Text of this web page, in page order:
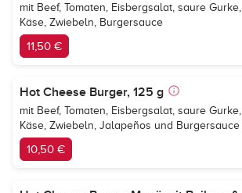
mit Beef, Tomaten, Eisbergsalat, saure Gurke,
Käse, Zwiebeln, Burgersauce
11,50 €
Hot Cheese Burger, 125 g
mit Beef, Tomaten, Eisbergsalat, saure Gurke,
Käse, Zwiebeln, Jalapeños und Burgersauce
10,50 €